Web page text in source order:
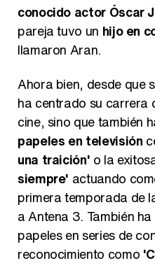
conocido actor Óscar
pareja tuvo un hijo en
llamaron Aran.
Ahora bien, desde que
ha centrado su carrera
cine, sino que también
papeles en televisión
una traición' o la
siempre' actuando
primera temporada de
a Antena 3. También
papeles en series de
reconocimiento como